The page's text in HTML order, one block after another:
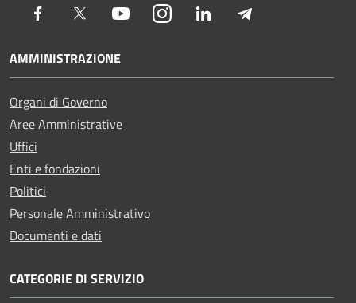
Facebook Twitter YoutubeInstagramLinkedIn
AMMINISTRAZIONE
Organi di Governo
Aree Amministrative
Uffici
Enti e fondazioni
Politici
Personale Amministrativo
Documenti e dati
CATEGORIE DI SERVIZIO